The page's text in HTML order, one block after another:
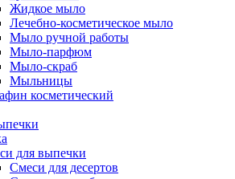
Жидкое мыло
Лечебно-косметическое мыло
Мыло ручной работы
Мыло-парфюм
Мыло-скраб
Мыльницы
косметический
для выпечки
Смеси для десертов